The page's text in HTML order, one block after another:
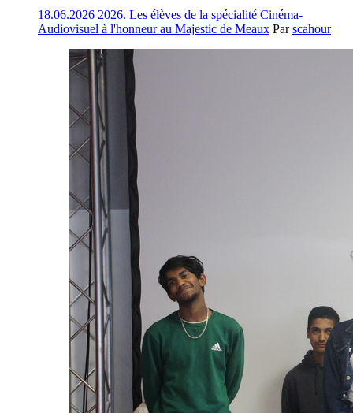
18.06.2026 2026. Les élèves de la spécialité Cinéma-
Audiovisuel à l'honneur au Majestic de Meaux Parscahour